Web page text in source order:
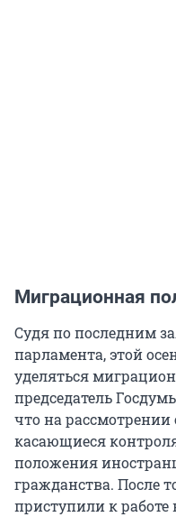
Миграционная
Судя по последним
парламента, этой
уделяться
председатель
что на рассмотрении
касающиеся
положения
гражданства. После
приступили к работе